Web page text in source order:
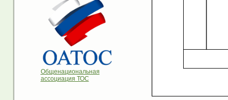
Общенациональная
ассоциация ТОС